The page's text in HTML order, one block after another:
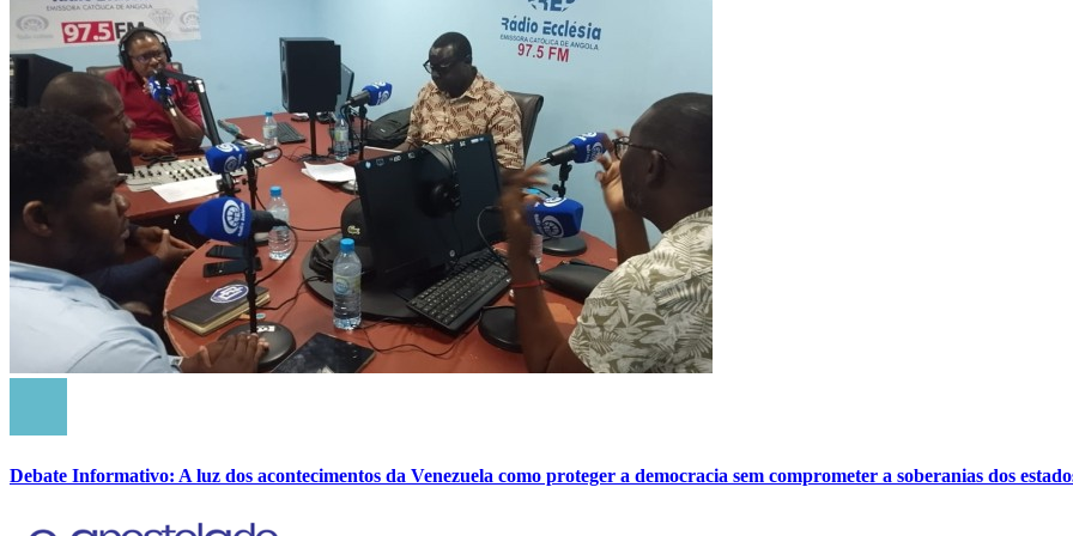
Debate Informativo: A luz dos acontecimentos da Venezuela como proteger a democracia sem comprometer a soberanias dos